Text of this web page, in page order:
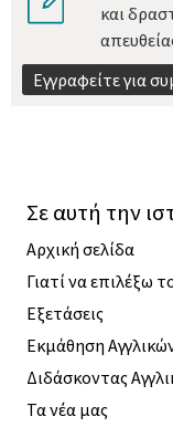
και
Εγγραφείτε για
Σε αυτή την
Αρχική σελίδα
Γιατί να επιλέξω
Εξετάσεις
Εκμάθηση
Διδάσκοντας
Τα νέα μας